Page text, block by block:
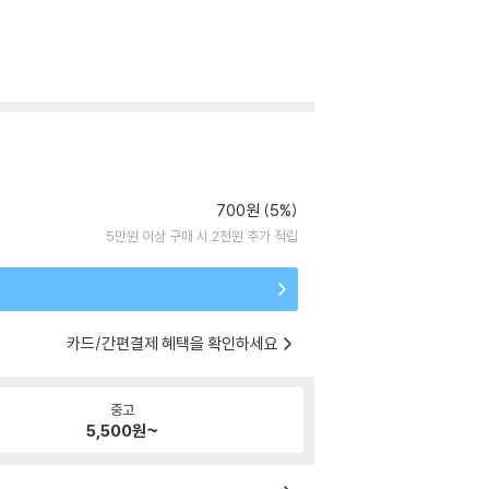
700원 (5%)
5만원 이상 구매 시 2천원 추가 적립
카드/간편결제 혜택을 확인하세요
중고
5,500원~